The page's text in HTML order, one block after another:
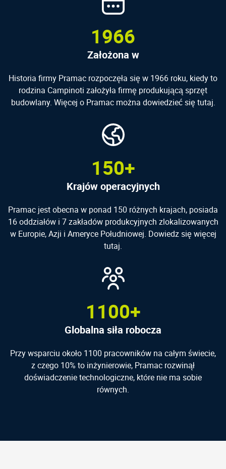
1966
Założona w
Historia firmy Pramac rozpoczęła się w 1966 roku, kiedy to
rodzina Campinoti założyła firmę produkującą sprzęt
budowlany. Więcej o Pramac można dowiedzieć siętutaj.
150+
Krajów operacyjnych
Pramac jest obecna w ponad 150 różnych krajach, posiada
16 oddziałów i 7 zakładów produkcyjnych zlokalizowanych
w Europie, Azji i Ameryce Południowej. Dowiedz się więcej
tutaj.
1100+
Globalna siła robocza
Przy wsparciu około 1100 pracowników na całym świecie,
z czego 10% to inżynierowie, Pramac rozwinął
doświadczenie technologiczne, które nie ma sobie
równych.